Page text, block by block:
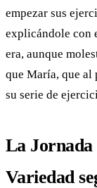
empezar sus
explicándole con
era, aunque
que María, que al
su serie de
La
Variedad